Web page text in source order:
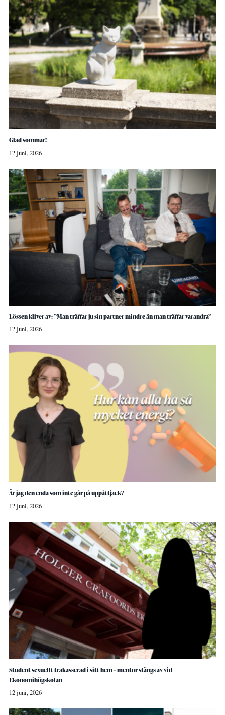
Glad sommar!
12 juni, 2026
Lössen kliver av: ”Man träffar ju sin partner mindre än man träffar varandra”
12 juni, 2026
Är jag den enda som inte går på uppåttjack?
12 juni, 2026
Student sexuellt trakasserad i sitt hem – mentor stängs av vid
Ekonomihögskolan
12 juni, 2026